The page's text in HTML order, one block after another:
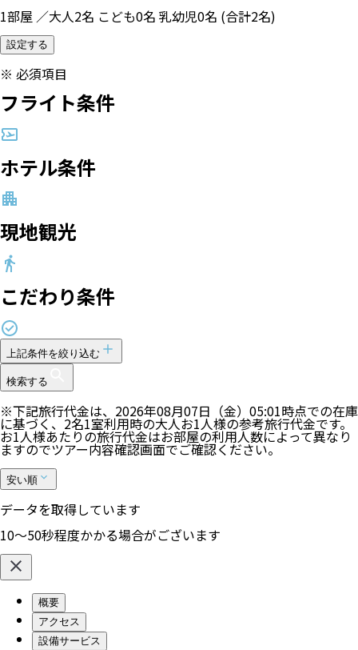
1部屋 ／大人2名 こども0名 乳幼児0名 (合計2名)
設定する
※ 必須項目
フライト条件
ホテル条件
現地観光
こだわり条件
上記条件を絞り込む
検索する
※下記旅行代金は、 2026年08月07日（金）05:01時点での在庫
に基づく、2名1室利用時の大人お1人様の参考旅行代金です。
お1人様あたりの旅行代金はお部屋の利用人数によって異なり
ますのでツアー内容確認画面でご確認ください。
安い順
データを取得しています
10〜50秒程度かかる場合がございます
概要
アクセス
設備サービス